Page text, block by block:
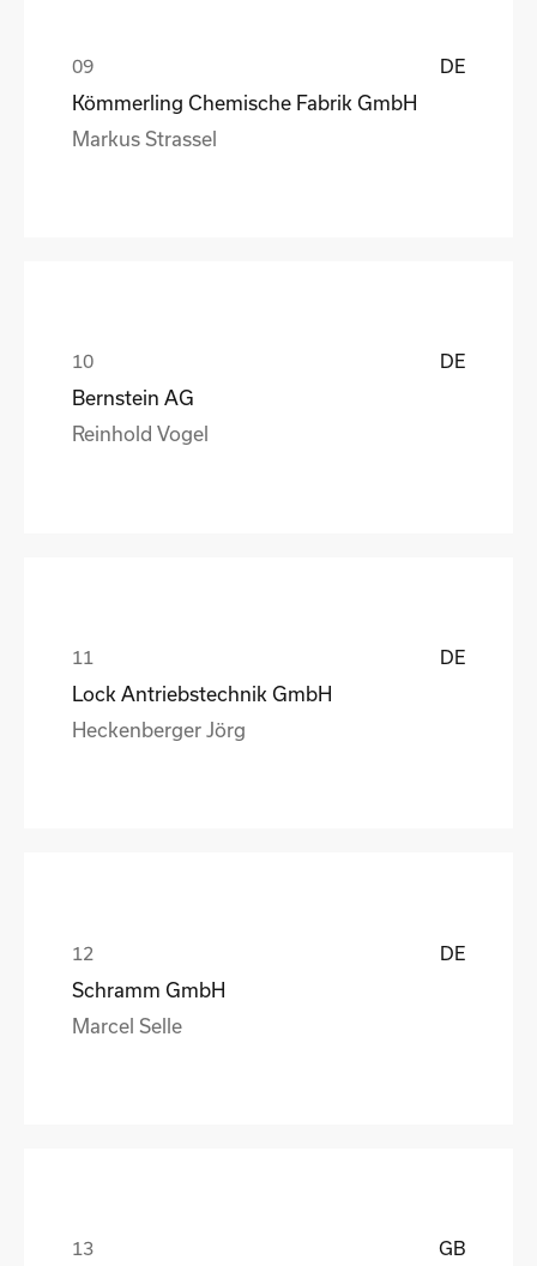
DE
Kömmerling Chemische Fabrik GmbH
Markus Strassel
DE
Bernstein AG
Reinhold Vogel
DE
Lock Antriebstechnik GmbH
Heckenberger Jörg
DE
Schramm GmbH
Marcel Selle
GB